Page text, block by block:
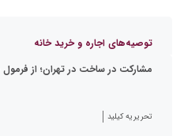
توصیه‌های اجاره و خرید خانه
مشارکت در ساخت در تهران؛ از فرمول ۴۰-۶۰ تا توافق‌های ۵۰-۵۰
تحریریه کیلید